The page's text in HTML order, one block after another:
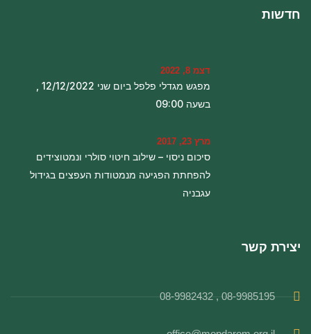
חדשות
דצמ 8, 2022
בשעה 09:00
מרץ 23, 2017
סיכום ניסוי – שילוב חיטוי סולרי ונמטוצידים
להפחתת הפגיעה מנמטודות העפצים בגידול
עגבניה
יצירת קשר
08-9985195 , 08-9982432